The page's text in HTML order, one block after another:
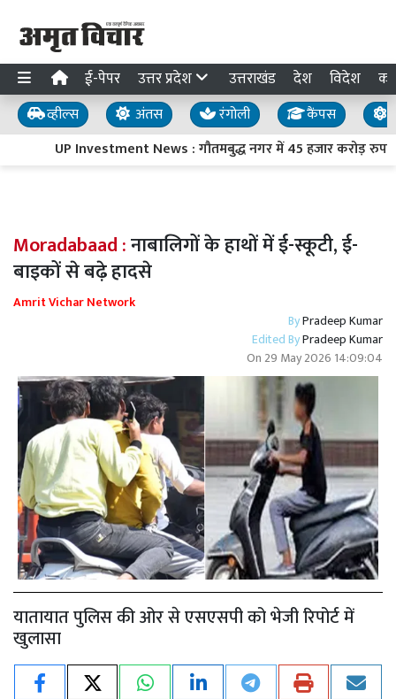
ई-पेपर उत्तर प्रदेश उत्तराखंड देश विदेश
व्हील्स अंतस रंगोली कैंपस
UP Investment News : गौतमबुद्ध नगर में 45 हजार करोड़
Moradabaad :नाबालिगों के हाथों में ई-स्कूटी, ई-
बाइकों से बढ़े हादसे
Amrit Vichar Network
ByPradeep Kumar
Edited ByPradeep Kumar
On 29 May 2026 14:09:04
यातायात पुलिस की ओर से एसएसपी को भेजी रिपोर्ट में
खुलासा